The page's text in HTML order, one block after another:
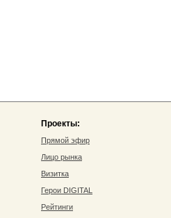
Проекты:
Прямой эфир
Лицо рынка
Визитка
Герои DIGITAL
Рейтинги